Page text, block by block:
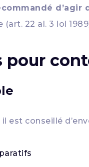
d’agir
22 al. 3 loi
pour
est conseillé